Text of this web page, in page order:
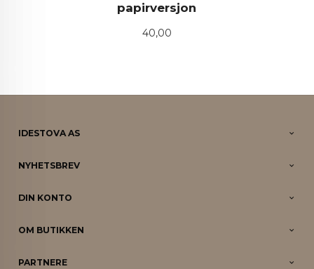
papirversjon
Pris
40,00
IDESTOVA AS
NYHETSBREV
DIN KONTO
OM BUTIKKEN
PARTNERE